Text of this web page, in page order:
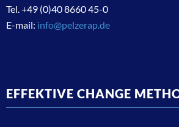
Tel. +49 (0)40 8660 45-0
E-mail: info@pelzerap.de
EFFEKTIVE CHANGE